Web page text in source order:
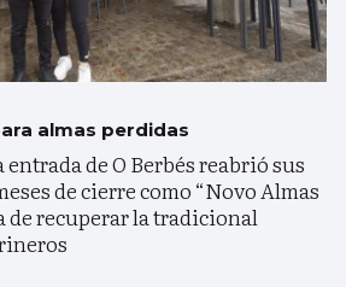
almas perdidas
de O Berbés reabrió sus
de cierre como “Novo Almas
de recuperar la tradicional